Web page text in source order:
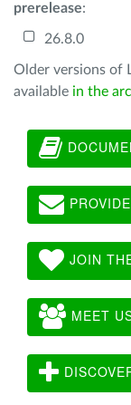
prerelease:
26.8.0
Older versions of
available in the
JOIN
MEET